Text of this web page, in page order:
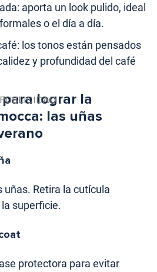
aporta un look pulido, ideal
o el día a día.
los tonos están pensados
y profundidad del café
lograr la
las uñas
uñas. Retira la cutícula
superficie.
protectora para evitar